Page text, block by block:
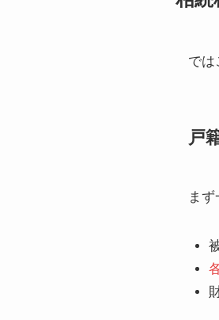
では
戸
ま